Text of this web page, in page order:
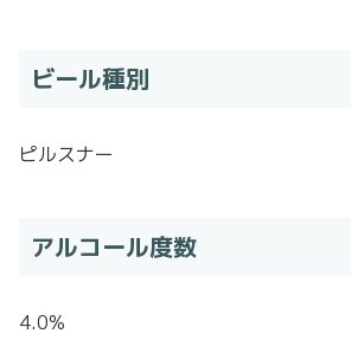
ビール種別
ピルスナー
アルコール度数
4.0%